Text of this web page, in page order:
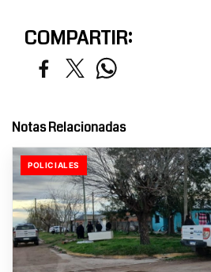
COMPARTIR:
Notas Relacionadas
POLICIALES